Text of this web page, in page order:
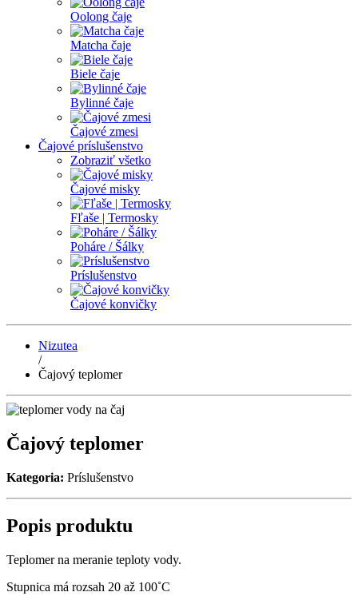
Oolong čaje
Matcha čaje
Biele čaje
Bylinné čaje
Čajové zmesi
Čajové príslušenstvo
Zobraziť všetko
Čajové misky
Fľaše | Termosky
Poháre / Šálky
Príslušenstvo
Čajové konvičky
Nizutea
/
Čajový teplomer
Čajový teplomer
Kategoria: Príslušenstvo
Popis produktu
Teplomer na meranie teploty vody.
Stupnica má rozsah 20 až 100˚C